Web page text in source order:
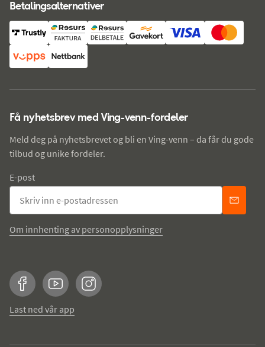
Betalingsalternativer
Få nyhetsbrev med Ving-venn-fordeler
Meld deg på nyhetsbrevet og bli en Ving-venn – da får du gode
tilbud og unike fordeler.
E-post
Om innhenting av personopplysninger
FacebookYouTubeInstagram
Last ned vår app